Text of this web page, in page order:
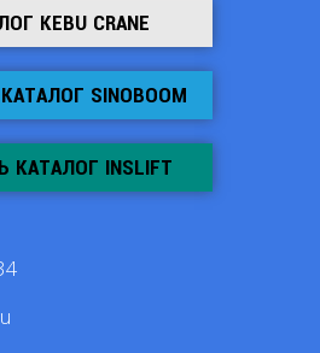
KEBU CRANE
SINOBOOM
КАТАЛОГ INSLIFT